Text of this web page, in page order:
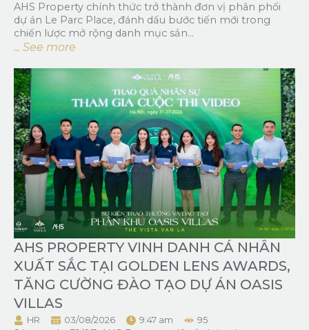
AHS Property chính thức trở thành đơn vị phân phối
dự án Le Parc Place, đánh dấu bước tiến mới trong
chiến lược mở rộng danh mục sản...
... See more
AHS PROPERTY VINH DANH CÁ NHÂN
XUẤT SẮC TẠI GOLDEN LENS AWARDS,
TĂNG CƯỜNG ĐÀO TẠO DỰ ÁN OASIS
VILLAS
HR 03/08/2026 9:47 am 95